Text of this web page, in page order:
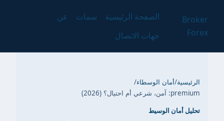
Broker
Forex
الصفحة الرئيسية سمات
عن
جهات الاتصال
الرئيسية/أمان الوسطاء/
premium: آمن، شرعي أم احتيال؟ (2026)
تحليل أمان الوسيط